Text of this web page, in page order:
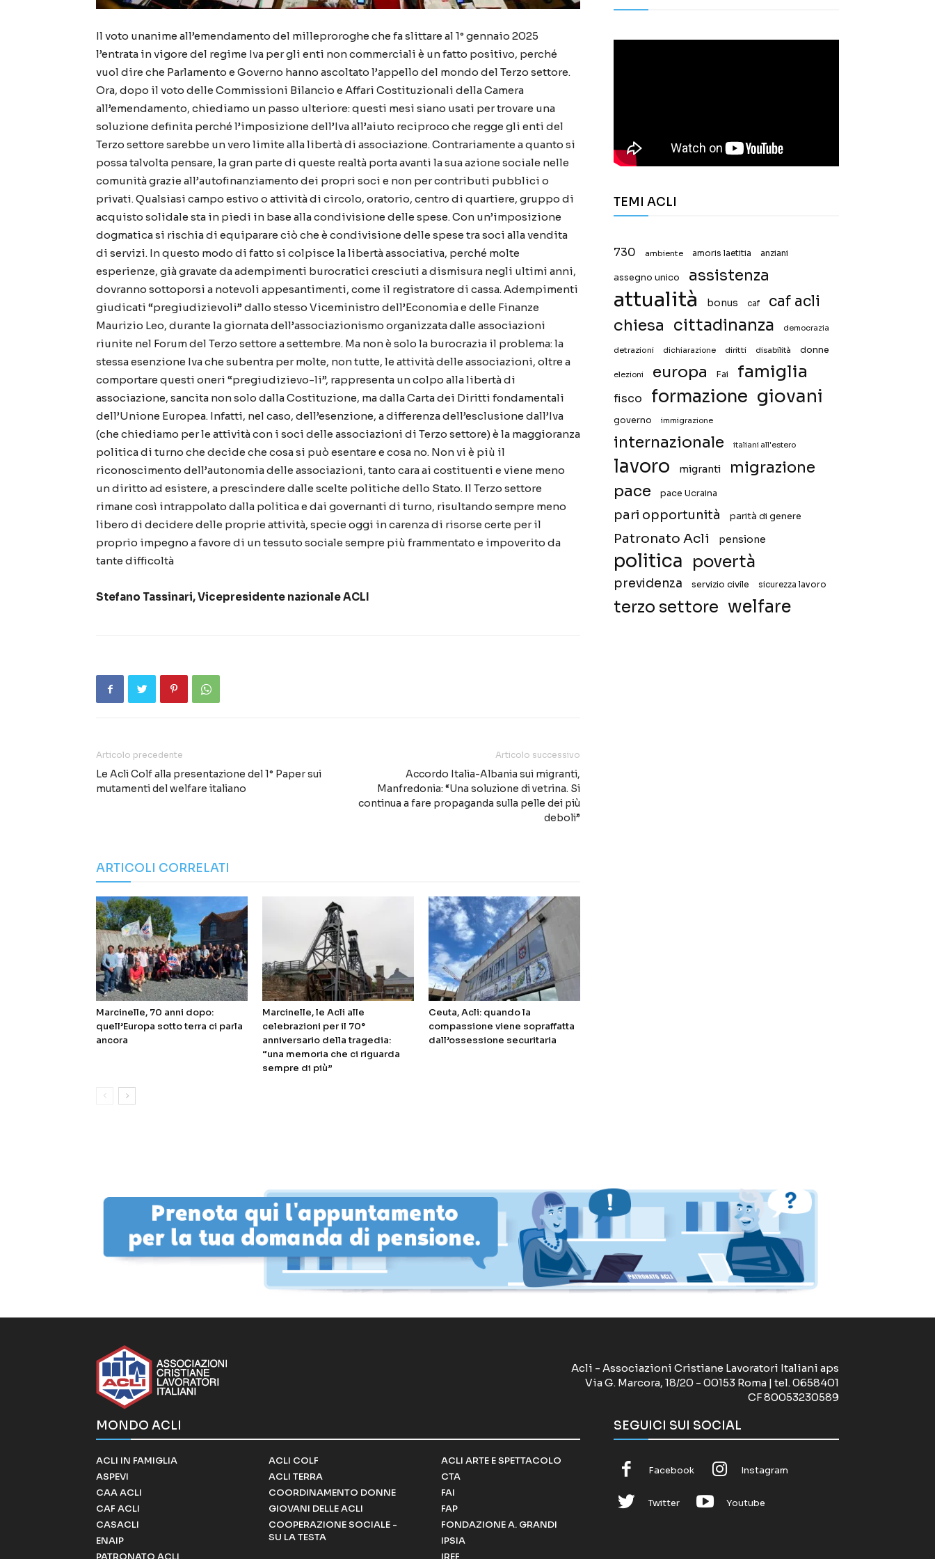
Il voto unanime all’emendamento del milleproroghe che fa slittare al 1° gennaio 2025
l’entrata in vigore del regime Iva per gli enti non commerciali è un fatto positivo, perché
vuol dire che Parlamento e Governo hanno ascoltato l’appello del mondo del Terzo settore.
Ora, dopo il voto delle Commissioni Bilancio e Affari Costituzionali della Camera
all’emendamento, chiediamo un passo ulteriore: questi mesi siano usati per trovare una
soluzione definita perché l’imposizione dell’Iva all’aiuto reciproco che regge gli enti del
Terzo settore sarebbe un vero limite alla libertà di associazione. Contrariamente a quanto si
possa talvolta pensare, la gran parte di queste realtà porta avanti la sua azione sociale nelle
comunità grazie all’autofinanziamento dei propri soci e non per contributi pubblici o
privati. Qualsiasi campo estivo o attività di circolo, oratorio, centro di quartiere, gruppo di
acquisto solidale sta in piedi in base alla condivisione delle spese. Con un’imposizione
dogmatica si rischia di equiparare ciò che è condivisione delle spese tra soci alla vendita
di servizi. In questo modo di fatto si colpisce la libertà associativa, perché molte
esperienze, già gravate da adempimenti burocratici cresciuti a dismisura negli ultimi anni,
dovranno sottoporsi a notevoli appesantimenti, come il registratore di cassa. Adempimenti
giudicati “pregiudizievoli” dallo stesso Viceministro dell’Economia e delle Finanze
Maurizio Leo, durante la giornata dell’associazionismo organizzata dalle associazioni
riunite nel Forum del Terzo settore a settembre. Ma non è solo la burocrazia il problema: la
stessa esenzione Iva che subentra per molte, non tutte, le attività delle associazioni, oltre a
comportare questi oneri “pregiudizievo-li”, rappresenta un colpo alla libertà di
associazione, sancita non solo dalla Costituzione, ma dalla Carta dei Diritti fondamentali
dell’Unione Europea. Infatti, nel caso, dell’esenzione, a differenza dell’esclusione dall’Iva
(che chiediamo per le attività con i soci delle associazioni di Terzo settore) è la maggioranza
politica di turno che decide che cosa si può esentare e cosa no. Non vi è più il
riconoscimento dell’autonomia delle associazioni, tanto cara ai costituenti e viene meno
un diritto ad esistere, a prescindere dalle scelte politiche dello Stato. Il Terzo settore
rimane così intrappolato dalla politica e dai governanti di turno, risultando sempre meno
libero di decidere delle proprie attività, specie oggi in carenza di risorse certe per il
proprio impegno a favore di un tessuto sociale sempre più frammentato e impoverito da
tante difficoltà
Stefano Tassinari, Vicepresidente nazionale ACLI
Articolo precedente
Le Acli Colf alla presentazione del 1° Paper sui
mutamenti del welfare italiano
Articolo successivo
Accordo Italia-Albania sui migranti,
Manfredonia: “Una soluzione di vetrina. Si
continua a fare propaganda sulla pelle dei più
deboli”
ARTICOLI CORRELATI
Marcinelle, 70 anni dopo:
quell’Europa sotto terra ci parla
ancora
Marcinelle, le Acli alle
celebrazioni per il 70°
anniversario della tragedia:
“una memoria che ci riguarda
sempre di più”
Ceuta, Acli: quando la
compassione viene sopraffatta
dall’ossessione securitaria
TEMI ACLI
730 ambiente amoris laetitia anziani
assegno unico assistenza
attualità bonus caf caf acli
chiesa cittadinanza democrazia
detrazioni dichiarazione diritti disabilità donne
elezioni europa Fai famiglia
fisco formazione giovani
governo immigrazione
internazionale italiani all'estero
lavoro migranti
migrazione
pace
pace Ucraina
pari opportunità parità di genere
Patronato Acli pensione
politica povertà
previdenza servizio civile sicurezza lavoro
terzo settore welfare
Acli - Associazioni Cristiane Lavoratori Italiani aps
Via G. Marcora, 18/20 - 00153 Roma | tel. 0658401
CF 80053230589
MONDO ACLI
ACLI IN FAMIGLIA
ASPEVI
CAA ACLI
CAF ACLI
CASACLI
ENAIP
ACLI COLF
ACLI TERRA
COORDINAMENTO DONNE
GIOVANI DELLE ACLI
COOPERAZIONE SOCIALE -
SU LA TESTA
ACLI ARTE E SPETTACOLO
CTA
FAI
FAP
FONDAZIONE A. GRANDI
IPSIA
SEGUICI SUI SOCIAL
Facebook Instagram
Twitter Youtube